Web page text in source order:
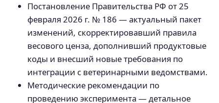
Постановление Правительства РФ от 25
февраля 2026 г. № 186 — актуальный пакет
изменений, скорректировавший правила
весового ценза, дополнивший продуктовые
коды и внесший новые требования по
интеграции с ветеринарными ведомствами.
Методические рекомендации по
проведению эксперимента — детальное